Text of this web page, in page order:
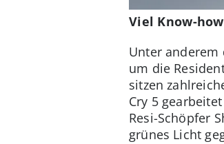
Viel Know-
Unter anderem
um die
sitzen
Cry 5
Resi-Schöpfer
grünes Licht